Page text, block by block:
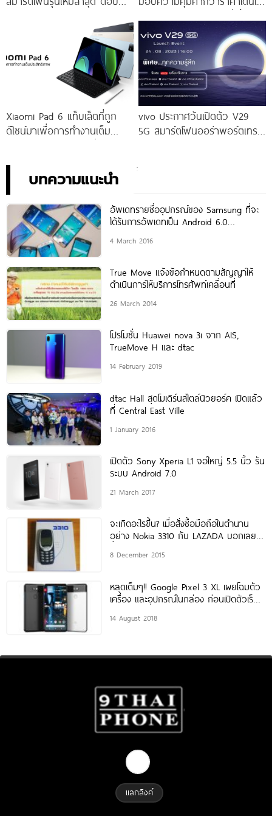
ราคาเริ่มต้นเพียง 14,999 บาท
จัดเต็มกับโปรโมชันพิเศษก่อนใคร
ราคาใหม่เพียง 4,599 บาท
เท่านั้น!
Xiaomi Pad 6 แท็บเล็ตที่ถูก
ดีไซน์มาเพื่อการทำงานเต็ม
vivo ประกาศวันเปิดตัว V29
5G สมาร์ตโฟนออร่าพอร์ตเทร
บทความแนะนำ
อัพเดทรายชื่ออุปกรณ์ของ Samsung ที่จะ
ได้รับการอัพเดทเป็น Android 6.0
4 March 2016
True Move แจ้งข้อกำหนดตามสัญญาให้
ดำเนินการให้บริการโทรศัพท์เคลื่อนที่
26 March 2014
โปรโมชั่น Huawei nova 3i จาก AIS,
TrueMove H และ dtac
14 February 2019
dtac Hall สุดโมเดิร์นสไตล์นิวยอร์ค เปิดแล้ว
ที่ Central East Ville
1 January 2016
เปิดตัว Sony Xperia L1 จอใหญ่ 5.5 นิ้ว รัน
ระบบ Android 7.0
21 March 2017
จะเกิดอะไรขึ้น? เมื่อสั่งซื้อมือถือในตำนาน
อย่าง Nokia 3310 กับ LAZADA บอกเลย
8 December 2015
หลุดเต็มๆ!! Google Pixel 3 XL เผยโฉมตัว
เครื่อง และอุปกรณ์ในกล่อง ก่อนเปิดตัวเร็วๆ
14 August 2018
แลกลิงค์